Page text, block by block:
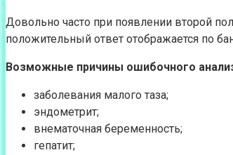
Довольно часто при появлении второй
положительный ответ отображается по
Возможные причины ошибочного
заболевания малого таза;
эндометрит;
внематочная беременность;
гепатит;